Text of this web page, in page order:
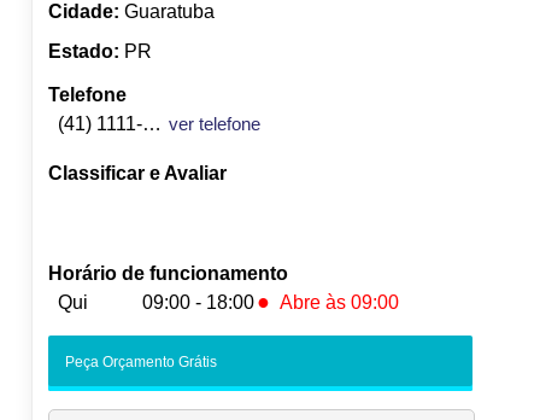
Cidade: Guaratuba
Estado: PR
Telefone
(41) 1111-1111
ver telefone
Classificar e Avaliar
Horário de funcionamento
Qui
09:00 - 18:00 ● Abre às 09:00
-
Qua:
09:00-18:00
Peça Orçamento Grátis